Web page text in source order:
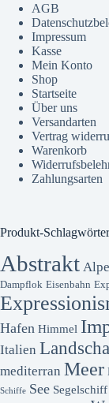
AGB
Impressum
Kasse
Mein Konto
Shop
Startseite
Über uns
Versandarten
Vertrag
Warenkorb
Zahlungsarten
Produkt-Schlagwörter
Abstrakt
Dampflok Eisenbahn
Hafen Himmel
Italien
mediterran Meer
Schiffe See Segelschiff